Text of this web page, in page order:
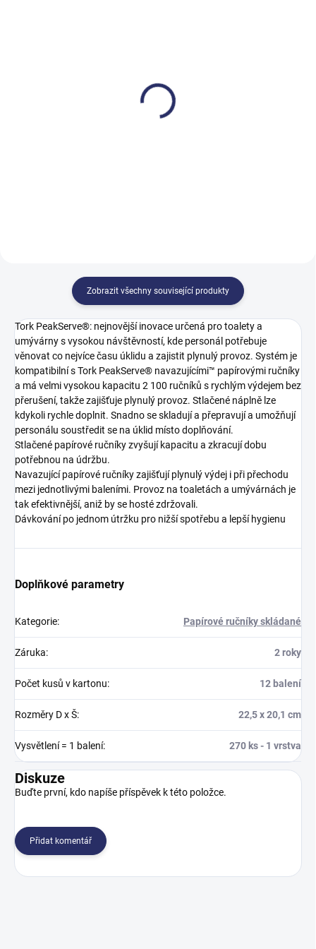
2vrstvá celulóza 3 990 ks
Zobrazit všechny související produkty
Tork PeakServe®: nejnovější inovace určená pro toalety a
umývárny s vysokou návštěvností, kde personál potřebuje
věnovat co nejvíce času úklidu a zajistit plynulý provoz. Systém je
kompatibilní s Tork PeakServe® navazujícími™ papírovými ručníky
a má velmi vysokou kapacitu 2 100 ručníků s rychlým výdejem bez
přerušení, takže zajišťuje plynulý provoz. Stlačené náplně lze
kdykoli rychle doplnit. Snadno se skladují a přepravují a umožňují
personálu soustředit se na úklid místo doplňování.
Stlačené papírové ručníky zvyšují kapacitu a zkracují dobu
potřebnou na údržbu.
Navazující papírové ručníky zajišťují plynulý výdej i při přechodu
mezi jednotlivými baleními. Provoz na toaletách a umývárnách je
tak efektivnější, aniž by se hosté zdržovali.
Dávkování po jednom útržku pro nižší spotřebu a lepší hygienu
Doplňkové parametry
Kategorie: Papírové ručníky skládané
Záruka: 2 roky
Počet kusů v kartonu: 12 balení
Rozměry D x Š: 22,5 x 20,1 cm
Vysvětlení = 1 balení: 270 ks - 1 vrstva
Diskuze
Buďte první, kdo napíše příspěvek k této položce.
Přidat komentář